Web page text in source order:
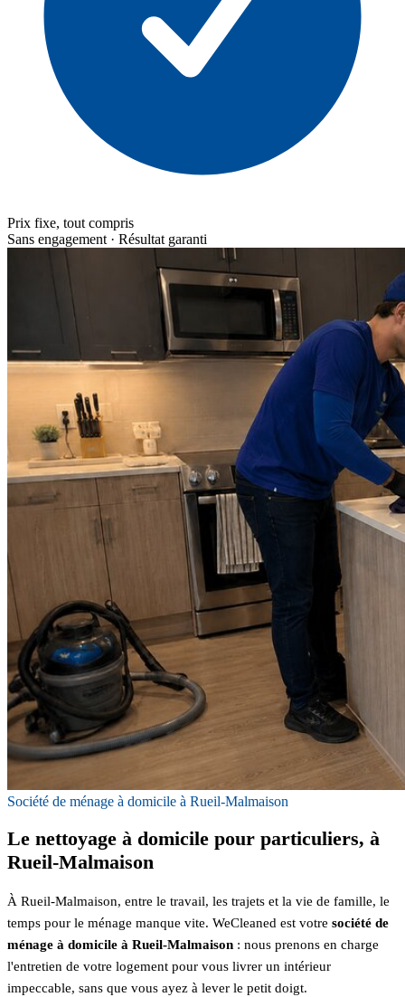
Prix fixe, tout compris
Sans engagement · Résultat garanti
Société de ménage à domicile à Rueil-Malmaison
Le nettoyage à domicile pour particuliers, à
Rueil-Malmaison
À Rueil-Malmaison, entre le travail, les trajets et la vie de famille, le
temps pour le ménage manque vite. WeCleaned est votre société de
ménage à domicile à Rueil-Malmaison : nous prenons en charge
l'entretien de votre logement pour vous livrer un intérieur
impeccable, sans que vous ayez à lever le petit doigt.